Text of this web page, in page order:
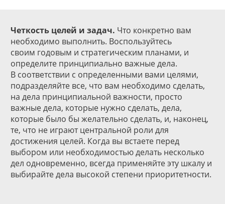
Четкость целей и задач. Что конкретно вам
необходимо выполнить. Воспользуйтесь
своим годовым и стратегическим планами, и
определите принципиально важные дела.
В соответствии с определенными вами целями,
подразделяйте все, что вам необходимо сделать,
на дела принципиальной важности, просто
важные дела, которые нужно сделать, дела,
которые было бы желательно сделать, и, наконец,
те, что не играют центральной роли для
достижения целей. Когда вы встаете перед
выбором или необходимостью делать несколько
дел одновременно, всегда применяйте эту шкалу и
выбирайте дела высокой степени приоритетности.